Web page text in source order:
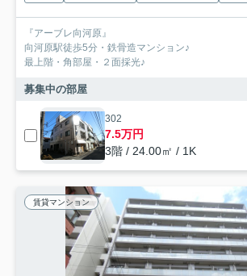
『アーブレ向河原』
向河原駅徒歩5分・鉄骨造マンション♪
最上階・角部屋・２面採光♪
募集中の部屋
302
7.5万円
3階 / 24.00㎡ / 1K
賃貸マンション